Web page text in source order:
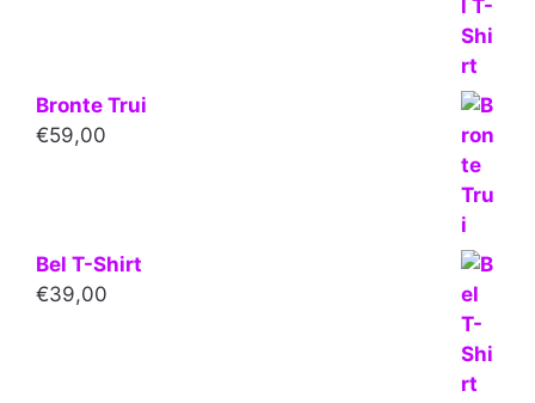
Bronte Trui
€59,00
Bel T-Shirt
€39,00